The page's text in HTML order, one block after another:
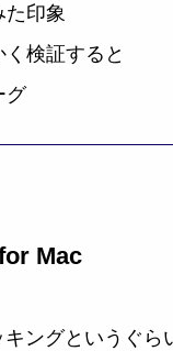
た印象
く検証すると
グ
Mac
ングというぐら